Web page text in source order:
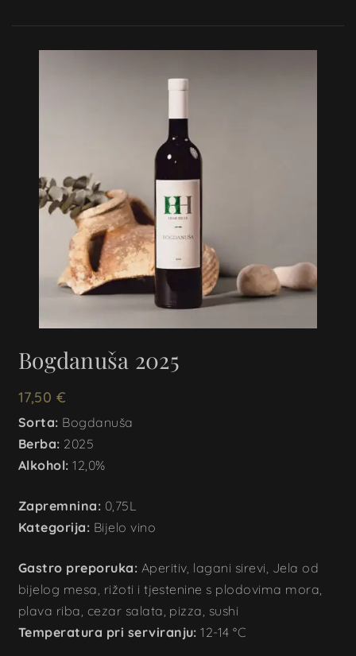
Bogdanuša 2025
17,50 €
Sorta: Bogdanuša
Berba: 2025
Alkohol: 12,0%
Zapremnina: 0,75L
Kategorija: Bijelo vino
Gastro preporuka: Aperitiv, lagani sirevi, Jela od
bijelog mesa, rižoti i tjestenine s plodovima mora,
plava riba, cezar salata, pizza, sushi
Temperatura pri serviranju: 12-14 °C